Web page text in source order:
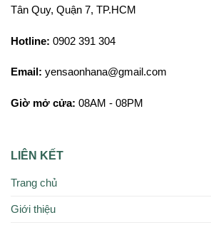
Tân Quy, Quận 7, TP.HCM
Hotline: 0902 391 304
Email: yensaonhana@gmail.com
Giờ mở cửa: 08AM - 08PM
LIÊN KẾT
Trang chủ
Giới thiệu